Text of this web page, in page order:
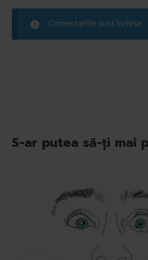
Comentariile sunt închise.
S-ar putea să-ți mai